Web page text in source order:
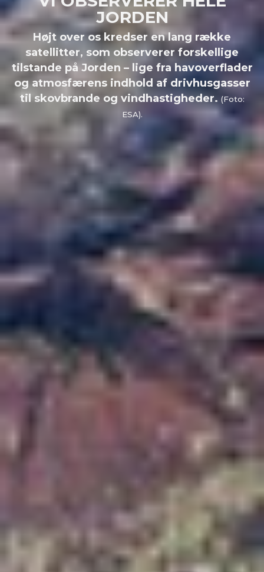
JORDEN
Højt over os kredser en lang række
satellitter, som observerer forskellige
tilstande på Jorden – lige fra havoverflader
og atmosfærens indhold af drivhusgasser
til skovbrande og vindhastigheder. (Foto:
ESA).